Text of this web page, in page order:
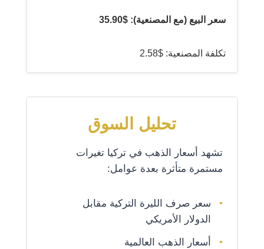
سعر البيع (مع المصنعية): $35.90
تكلفة المصنعية: $2.58
تحليل السوق
تشهد أسعار الذهب في تركيا تغيرات
مستمرة متأثرة بعدة عوامل:
سعر صرف الليرة التركية مقابل
الدولار الأمريكي
أسعار الذهب العالمية